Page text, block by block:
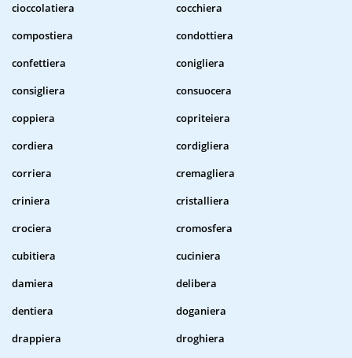
cioccolatiera
cocchiera
compostiera
condottiera
confettiera
conigliera
consigliera
consuocera
coppiera
copriteiera
cordiera
cordigliera
corriera
cremagliera
criniera
cristalliera
crociera
cromosfera
cubitiera
cuciniera
damiera
delibera
dentiera
doganiera
drappiera
droghiera